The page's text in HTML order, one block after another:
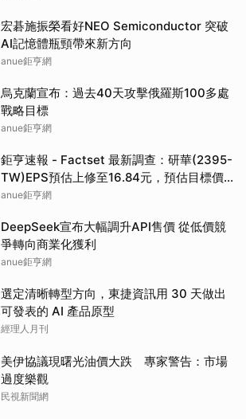
宏碁施振榮看好NEO Semiconductor 突破
AI記憶體瓶頸帶來新方向
anue鉅亨網
烏克蘭宣布：過去40天攻擊俄羅斯100多處
戰略目標
anue鉅亨網
鉅亨速報 - Factset 最新調查：研華(2395-
TW)EPS預估上修至16.84元，預估目標價
為550元
anue鉅亨網
DeepSeek宣布大幅調升API售價 從低價競
爭轉向商業化獲利
anue鉅亨網
選定清晰轉型方向，東捷資訊用 30 天做出
可發表的 AI 產品原型
經理人月刊
美伊協議現曙光油價大跌 專家警告：市場
過度樂觀
民視新聞網